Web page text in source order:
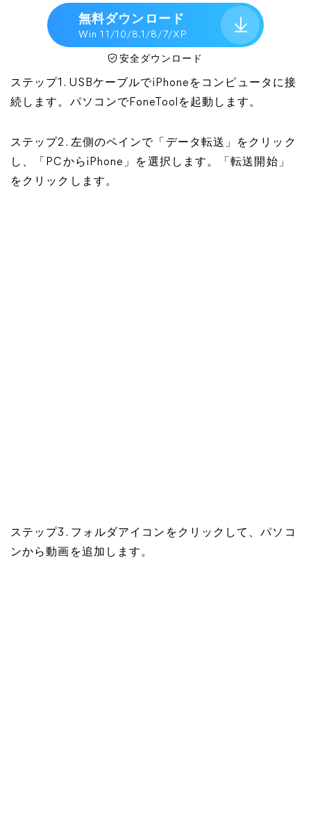
無料ダウンロード
Win 11/10/8.1/8/7/XP
安全ダウンロード
ステップ1. USBケーブルでiPhoneをコンピュータに接
続します。パソコンでFoneToolを起動します。
ステップ2. 左側のペインで「データ転送」をクリック
し、「PCからiPhone」を選択します。「転送開始」
をクリックします。
ステップ3. フォルダアイコンをクリックして、パソコ
ンから動画を追加します。